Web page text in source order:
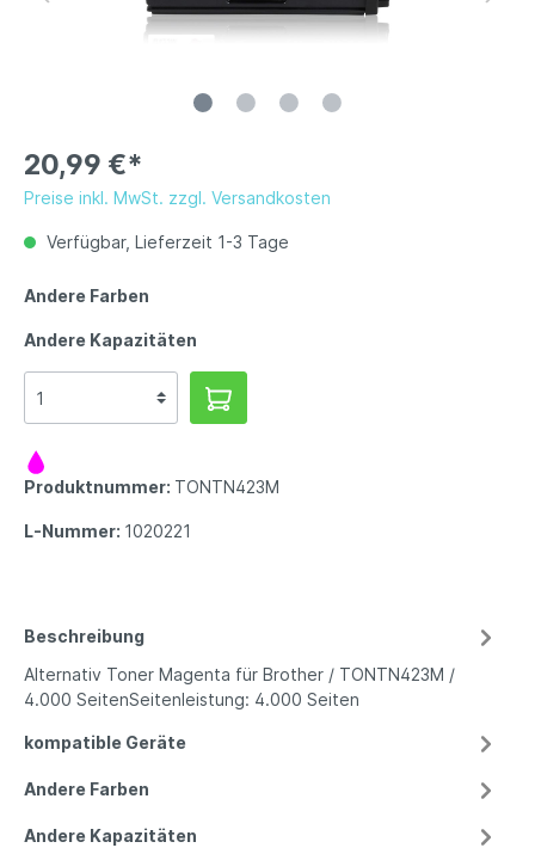
20,99 €*
Preise inkl. MwSt. zzgl. Versandkosten
Verfügbar, Lieferzeit 1-3 Tage
Andere Farben
Andere Kapazitäten
Produktnummer: TONTN423M
L-Nummer: 1020221
Beschreibung
Alternativ Toner Magenta für Brother / TONTN423M /
4.000 SeitenSeitenleistung: 4.000 Seiten
kompatible Geräte
Andere Farben
Andere Kapazitäten